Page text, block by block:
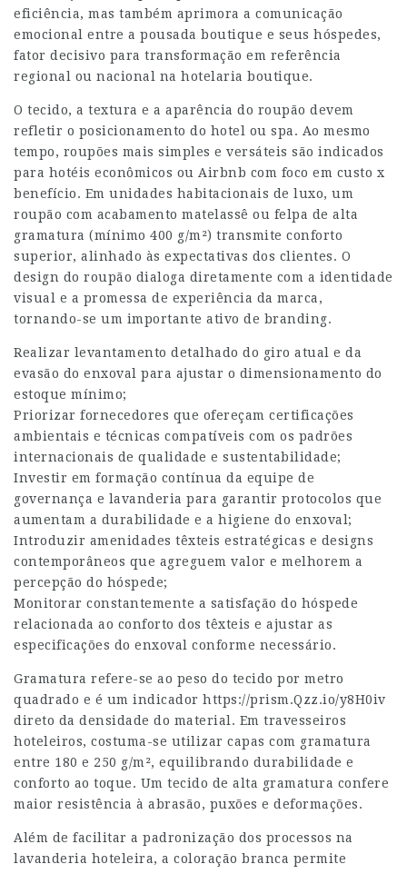
eficiência, mas também aprimora a comunicação
emocional entre a pousada boutique e seus hóspedes,
fator decisivo para transformação em referência
regional ou nacional na hotelaria boutique.
O tecido, a textura e a aparência do roupão devem
refletir o posicionamento do hotel ou spa. Ao mesmo
tempo, roupões mais simples e versáteis são indicados
para hotéis econômicos ou Airbnb com foco em custo x
benefício. Em unidades habitacionais de luxo, um
roupão com acabamento matelassê ou felpa de alta
gramatura (mínimo 400 g/m²) transmite conforto
superior, alinhado às expectativas dos clientes. O
design do roupão dialoga diretamente com a identidade
visual e a promessa de experiência da marca,
tornando-se um importante ativo de branding.
Realizar levantamento detalhado do giro atual e da
evasão do enxoval para ajustar o dimensionamento do
estoque mínimo;
Priorizar fornecedores que ofereçam certificações
ambientais e técnicas compatíveis com os padrões
internacionais de qualidade e sustentabilidade;
Investir em formação contínua da equipe de
governança e lavanderia para garantir protocolos que
aumentam a durabilidade e a higiene do enxoval;
Introduzir amenidades têxteis estratégicas e designs
contemporâneos que agreguem valor e melhorem a
percepção do hóspede;
Monitorar constantemente a satisfação do hóspede
relacionada ao conforto dos têxteis e ajustar as
especificações do enxoval conforme necessário.
Gramatura refere-se ao peso do tecido por metro
quadrado e é um indicador https://prism.Qzz.io/y8H0iv
direto da densidade do material. Em travesseiros
hoteleiros, costuma-se utilizar capas com gramatura
entre 180 e 250 g/m², equilibrando durabilidade e
conforto ao toque. Um tecido de alta gramatura confere
maior resistência à abrasão, puxões e deformações.
Além de facilitar a padronização dos processos na
lavanderia hoteleira, a coloração branca permite